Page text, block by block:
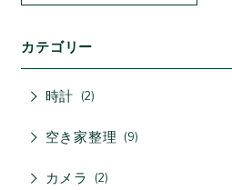
カテゴリー
時計 2
空き家整理 9
カメラ 2